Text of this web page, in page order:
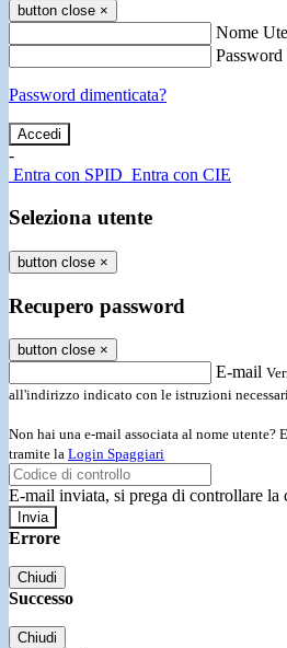
button close ×
Nome
Password
Password dimenticata?
-
Entra con SPID Entra con CIE
Seleziona utente
button close ×
Recupero password
button close ×
E-mail
all'indirizzo indicato con le istruzioni
Non hai una e-mail associata al nome utente?
tramite la Login Spaggiari
E-mail inviata, si prega di controllare la
Errore
Chiudi
Successo
Chiudi